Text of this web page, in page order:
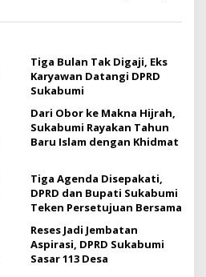
Tiga Bulan Tak Digaji, Eks
Karyawan Datangi DPRD
Sukabumi
Dari Obor ke Makna Hijrah,
Sukabumi Rayakan Tahun
Baru Islam dengan Khidmat
Tiga Agenda Disepakati,
DPRD dan Bupati Sukabumi
Teken Persetujuan Bersama
Reses Jadi Jembatan
Aspirasi, DPRD Sukabumi
Sasar 113 Desa